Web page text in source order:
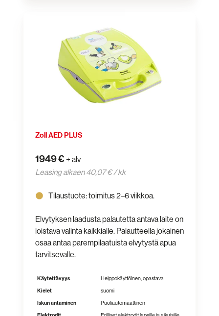
Zoll AED PLUS
1949 €+ alv
Leasing alkaen 40,07 € / kk
Tilaustuote: toimitus 2–6 viikkoa.
Elvytyksen laadusta palautetta antava laite on
loistava valinta kaikkialle. Palautteella jokainen
osaa antaa parempilaatuista elvytystä apua
tarvitsevalle.
Käytettävyys
Helppokäyttöinen, opastava
Kielet
suomi
Iskun antaminen
Puoliautomaattinen